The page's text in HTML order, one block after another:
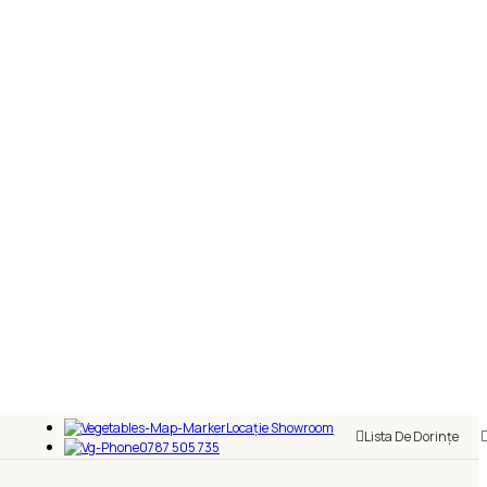
Locație Showroom
0787 505 735
Lista De Dorințe